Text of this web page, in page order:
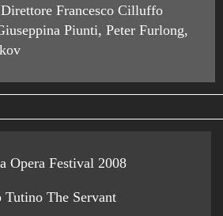
Francesco Cilluffo
Piunti, Peter Furlong,
Opera Festival 2008
Tutino The Servant